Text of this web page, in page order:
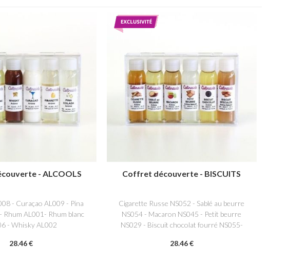
- ALCOOLS
- Curaçao AL009 - Pina
Rhum AL001- Rhum blanc
- Whisky AL002
28.46€
Coffret découverte - BISCUITS
Cigarette Russe NS052 - Sablé au beurre
NS054 - Macaron NS045 - Petit beurre
NS029 - Biscuit chocolat fourré NS055-
28.46€